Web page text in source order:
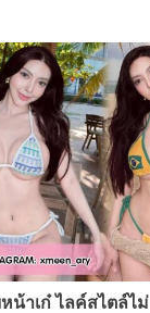
น้าเก๋ ไลค์สไตล์ไม่